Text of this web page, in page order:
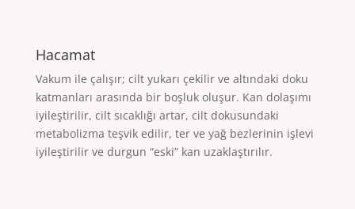
Hacamat
Vakum ile çalışır; cilt yukarı çekilir ve altındaki doku
katmanları arasında bir boşluk oluşur. Kan dolaşımı
iyileştirilir, cilt sıcaklığı artar, cilt dokusundaki
metabolizma teşvik edilir, ter ve yağ bezlerinin işlevi
iyileştirilir ve durgun “eski” kan uzaklaştırılır.